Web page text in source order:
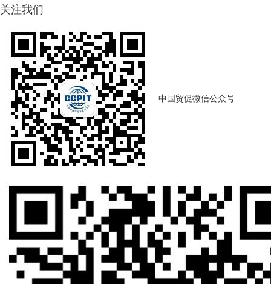
关注我们
中国贸促微信公众号